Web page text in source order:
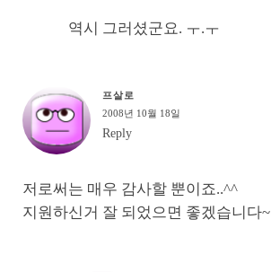
역시 그러셨군요. ㅜ.ㅜ
프살로
2008년 10월 18일
Reply
저로써는 매우 감사할 뿐이죠..^^
지원하신거 잘 되었으면 좋겠습니다~